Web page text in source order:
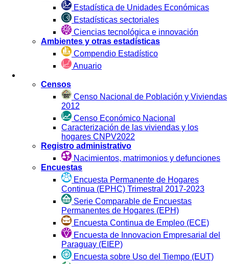
Estadística de Unidades Económicas
Estadísticas sectoriales
Ciencias tecnológica e innovación
Ambientes y otras estadísticas
Compendio Estadístico
Anuario
Censos
Censo Nacional de Población y Viviendas
2012
Censo Económico Nacional
Caracterización de las viviendas y los
hogares CNPV2022
Registro administrativo
Nacimientos, matrimonios y defunciones
Encuestas
Encuesta Permanente de Hogares
Continua (EPHC) Trimestral 2017-2023
Serie Comparable de Encuestas
Permanentes de Hogares (EPH)
Encuesta Continua de Empleo (ECE)
Encuesta de Innovacion Empresarial del
Paraguay (EIEP)
Encuesta sobre Uso del Tiempo (EUT)